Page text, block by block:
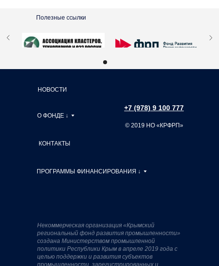
Полезные ссылки
+7 (978) 9 100 777
Некоммерческая организация «Крымский
региональный фонд развития промышленности»
создана Министерством промышленной
политики Республики Крым в апреле 2019 года с
целью поддержки и развития субъектов
промышленности, зарегистрированных и
© 2019 НО «КРФРП»
О ФОНДЕ ↓
ПРОГРАММЫ ФИНАНСИРОВАНИЯ ↓
НОВОСТИ
КОНТАКТЫ